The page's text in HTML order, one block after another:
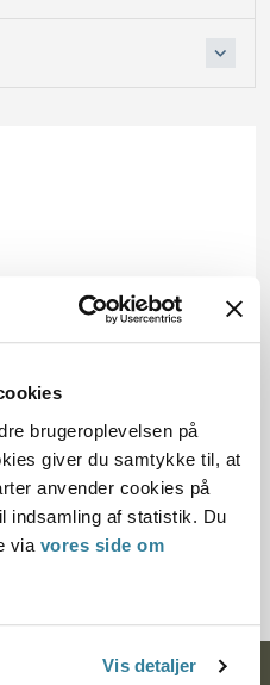
brugeroplevelsen på
giver du samtykke til, at
anvender cookies på
indsamling af statistik. Du
via vores side om
Vis detaljer